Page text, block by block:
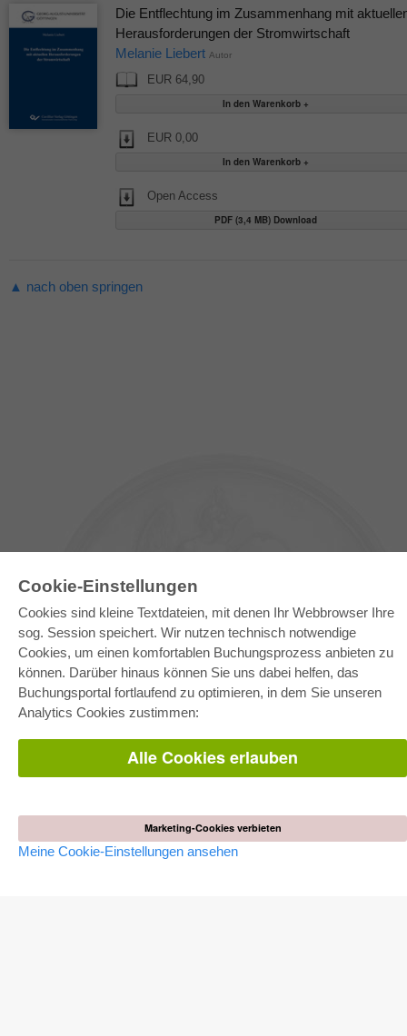
Cookie-Einstellungen
Cookies sind kleine Textdateien, mit denen Ihr Webbrowser Ihre
sog. Session speichert. Wir nutzen technisch notwendige
Cookies, um einen komfortablen Buchungsprozess anbieten zu
können. Darüber hinaus können Sie uns dabei helfen, das
Buchungsportal fortlaufend zu optimieren, in dem Sie unseren
Analytics Cookies zustimmen:
Alle Cookies erlauben
Marketing-Cookies verbieten
Meine Cookie-Einstellungen ansehen
Die Entflechtung im Zusammenhang mit
Herausforderungen der Stromwirtschaft
Melanie Liebert Autor
EUR 64,90
EUR 0,00
Open Access
PDF (3,4 MB) Download
▲ nach oben springen
Gesamtpaket
Fachbereichspakete
Pick & Choose
Häufig gestellte Fragen (FAQ)